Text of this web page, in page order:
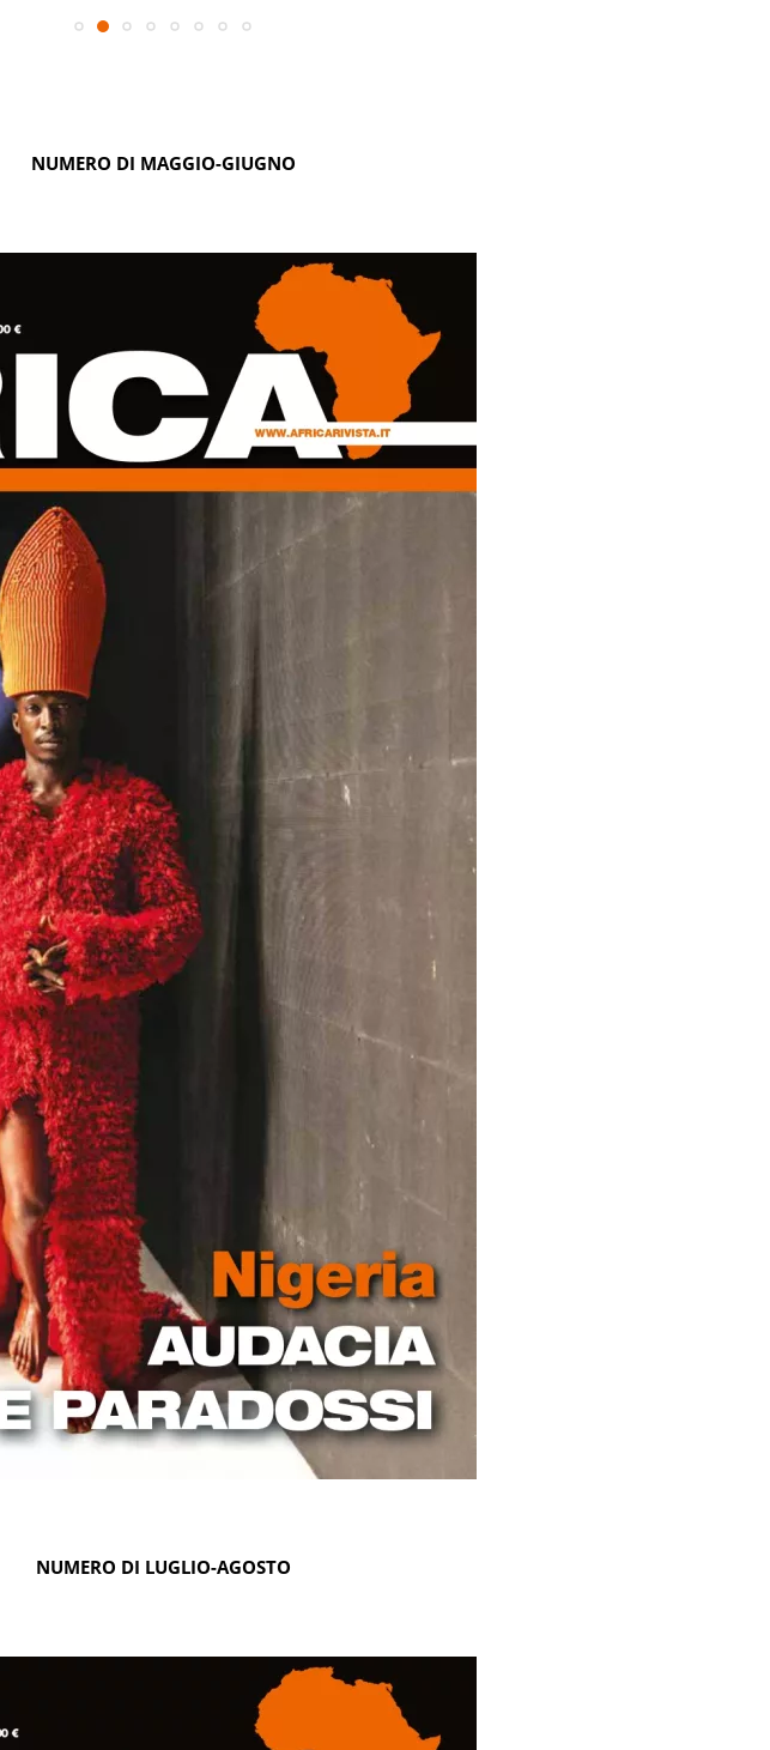
NUMERO DI MAGGIO-GIUGNO
NUMERO DI LUGLIO-AGOSTO